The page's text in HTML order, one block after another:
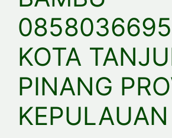
KOTA
PINANG